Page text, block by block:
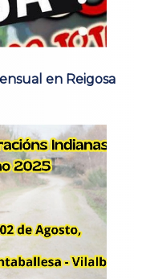
en Reigosa